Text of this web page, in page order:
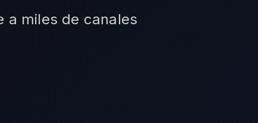
a miles de canales